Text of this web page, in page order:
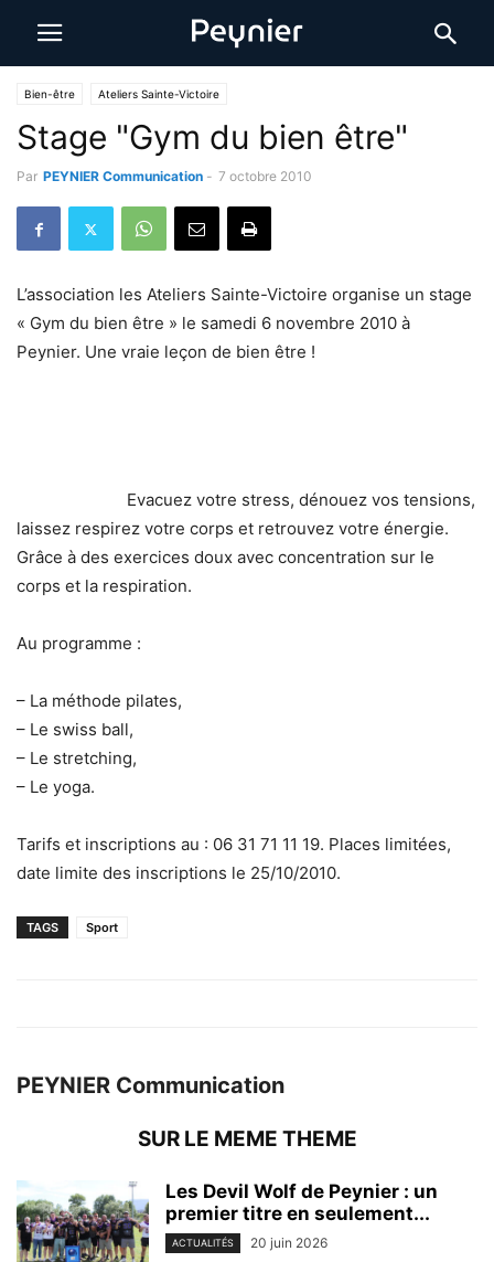
Bien-être Ateliers Sainte-Victoire
Stage "Gym du bien être"
Par PEYNIER Communication - 7 octobre 2010
L’association les Ateliers Sainte-Victoire organise un stage
« Gym du bien être » le samedi 6 novembre 2010 à
Peynier. Une vraie leçon de bien être !
Evacuez votre stress, dénouez vos tensions,
laissez respirez votre corps et retrouvez votre énergie.
Grâce à des exercices doux avec concentration sur le
corps et la respiration.
Au programme :
– La méthode pilates,
– Le swiss ball,
– Le stretching,
– Le yoga.
Tarifs et inscriptions au : 06 31 71 11 19. Places limitées,
date limite des inscriptions le 25/10/2010.
TAGS Sport
PEYNIER Communication
SUR LE MEME THEME
Les Devil Wolf de Peynier : un
premier titre en seulement...
ACTUALITÉS 20 juin 2026